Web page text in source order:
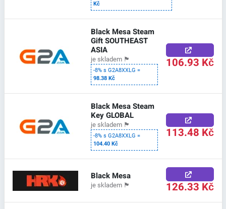
Kč
Black Mesa Steam
Gift SOUTHEAST
ASIA
je skladem 🏴
-8% s G2A8XXLG =
98.38 Kč
106.93 Kč
Black Mesa Steam
Key GLOBAL
je skladem 🏴
-8% s G2A8XXLG =
104.40 Kč
113.48 Kč
Black Mesa
je skladem 🏴 126.33 Kč